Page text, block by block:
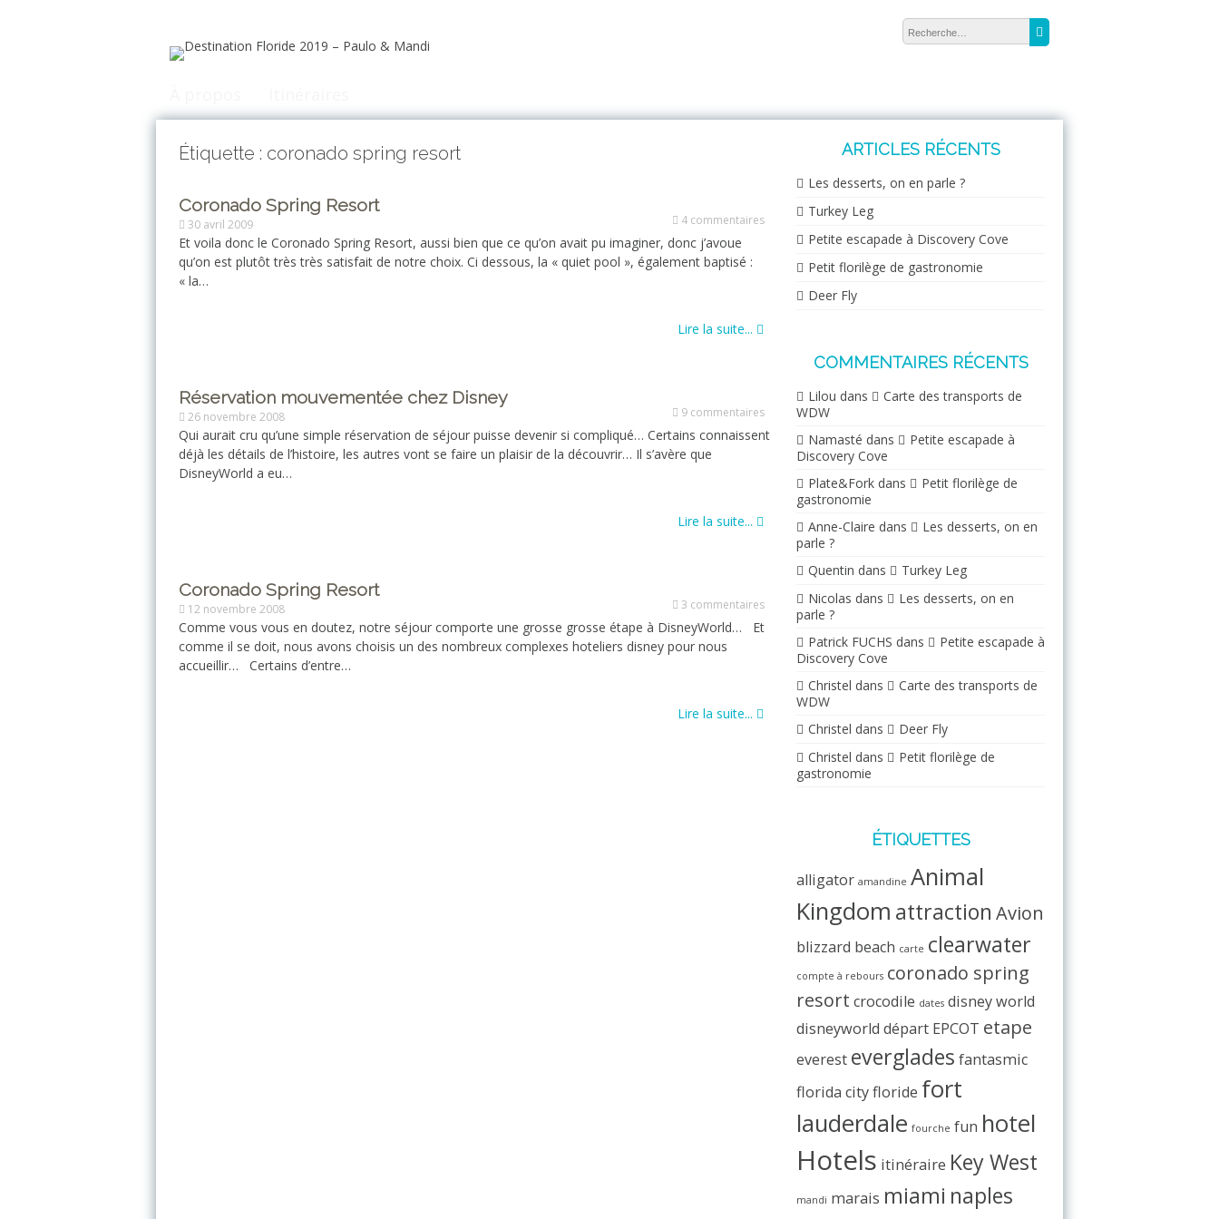
contenu
principal
Étiquette : coronado spring resort
Coronado Spring Resort
30 avril 2009 4 commentaires
Et voila donc le Coronado Spring Resort, aussi bien que ce qu’on avait pu imaginer, donc j’avoue
qu’on est plutôt très très satisfait de notre choix. Ci dessous, la « quiet pool », également baptisé :
« la…
Lire la suite...
Réservation mouvementée chez Disney
26 novembre 2008 9 commentaires
Qui aurait cru qu’une simple réservation de séjour puisse devenir si compliqué… Certains connaissent
déjà les détails de l’histoire, les autres vont se faire un plaisir de la découvrir… Il s’avère que
DisneyWorld a eu…
Lire la suite...
Coronado Spring Resort
12 novembre 2008 3 commentaires
Comme vous vous en doutez, notre séjour comporte une grosse grosse étape à DisneyWorld… Et
comme il se doit, nous avons choisis un des nombreux complexes hoteliers disney pour nous
accueillir… Certains d’entre…
Lire la suite...
ARTICLES RÉCENTS
Les desserts, on en parle ?
Turkey Leg
Petite escapade à Discovery Cove
Petit florilège de gastronomie
Deer Fly
COMMENTAIRES RÉCENTS
Lilou dans
Carte des transports de
WDW
Namasté dans
Petite escapade à
Discovery Cove
Plate&Fork dans
Petit florilège de
gastronomie
Anne-Claire dans
Les desserts, on en
parle ?
Quentin dans
Turkey Leg
Nicolas dans
Les desserts, on en
parle ?
Patrick FUCHS dans
Petite escapade à
Discovery Cove
Christel dans
Carte des transports de
WDW
Christel dans
Deer Fly
Christel dans
Petit florilège de
gastronomie
ÉTIQUETTES
alligator amandine Animal
Kingdom attraction Avion
blizzard beach carte clearwater
compte à rebours coronado spring
resort crocodile dates disney world
disneyworld départ EPCOT etape
everest everglades fantasmic
florida cityfloride fort
lauderdale fourche fun hotel
Hotels itinéraire Key West
mandi marais miami naples